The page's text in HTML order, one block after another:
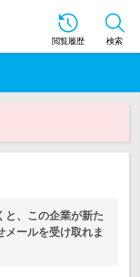
閲覧履歴 検索
と、この企業が新た
メールを受け取れま